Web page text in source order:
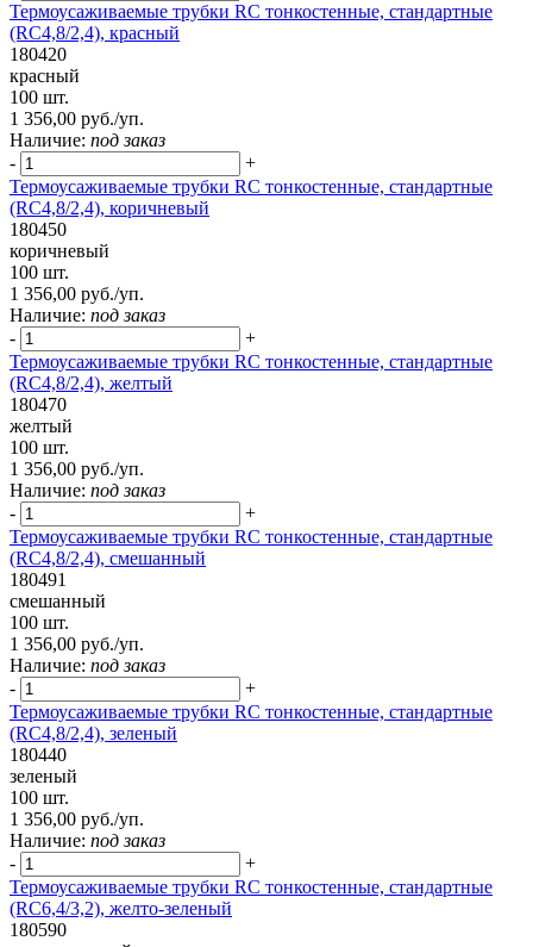
Термоусаживаемые трубки RC тонкостенные, стандартные
(RC4,8/2,4), красный
180420
красный
100 шт.
1 356,00 руб./уп.
Наличие: под заказ
-
+
Термоусаживаемые трубки RC тонкостенные, стандартные
(RC4,8/2,4), коричневый
180450
коричневый
100 шт.
1 356,00 руб./уп.
Наличие: под заказ
-
+
Термоусаживаемые трубки RC тонкостенные, стандартные
(RC4,8/2,4), желтый
180470
желтый
100 шт.
1 356,00 руб./уп.
Наличие: под заказ
-
+
Термоусаживаемые трубки RC тонкостенные, стандартные
(RC4,8/2,4), смешанный
180491
смешанный
100 шт.
1 356,00 руб./уп.
Наличие: под заказ
-
+
Термоусаживаемые трубки RC тонкостенные, стандартные
(RC4,8/2,4), зеленый
180440
зеленый
100 шт.
1 356,00 руб./уп.
Наличие: под заказ
-
+
Термоусаживаемые трубки RC тонкостенные, стандартные
(RC6,4/3,2), желто-зеленый
180590